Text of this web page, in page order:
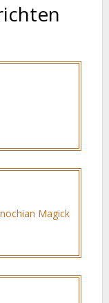
Magick